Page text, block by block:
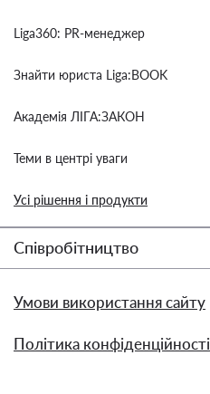
Liga360: PR-менеджер
Знайти юриста Liga:BOOK
Академія ЛІГА:ЗАКОН
Теми в центрі уваги
Усі рішення і продукти
Співробітництво
Умови використання сайту
Політика конфіденційності